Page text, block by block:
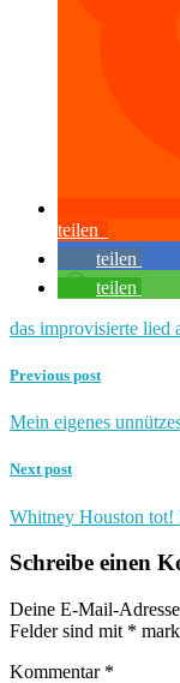
teilen
teilen
teilen
das improvisierte lied
Previous post
Mein eigenes
Next post
Whitney Houston tot!
Schreibe einen
Deine E-Mail-
Felder sind mit *
Kommentar *